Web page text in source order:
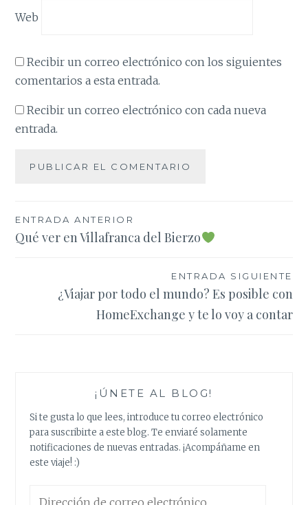
Web
Recibir un correo electrónico con los siguientes
comentarios a esta entrada.
Recibir un correo electrónico con cada nueva
entrada.
Navegación
de
ENTRADA ANTERIOR
Qué ver en Villafranca del Bierzo
ENTRADA SIGUIENTE
¿Viajar por todo el mundo? Es posible con
HomeExchange y te lo voy a contar
¡ÚNETE AL BLOG!
Si te gusta lo que lees, introduce tu correo electrónico
para suscribirte a este blog. Te enviaré solamente
notificaciones de nuevas entradas. ¡Acompáñame en
este viaje! :)